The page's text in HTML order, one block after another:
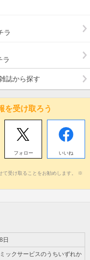
ラ
ラ
誌から探す
を受け取ろう
フォロー いいね
て受け取ることをお勧めします。 ※
日
ックサービスのうちいずれか